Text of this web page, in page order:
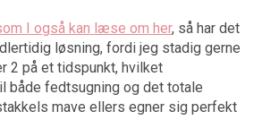
I også kan læse om her, så har det
løsning, fordi jeg stadig gerne
2 på et tidspunkt, hvilket
både fedtsugning og det totale
mave ellers egner sig perfekt